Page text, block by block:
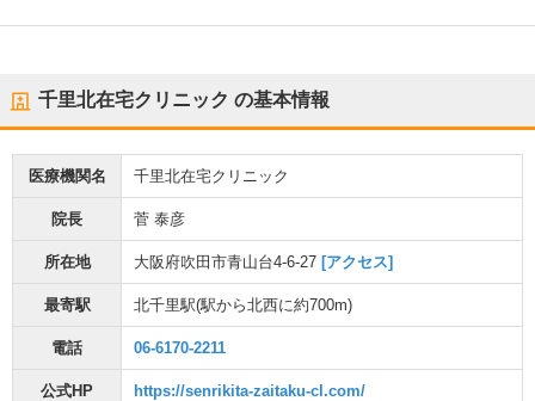
千里北在宅クリニック の基本情報
医療機関名 千里北在宅クリニック
院長 菅 泰彦
所在地 大阪府吹田市青山台4-6-27 [アクセス]
最寄駅 北千里駅(駅から北西に約700m)
電話 06-6170-2211
公式HP https://senrikita-zaitaku-cl.com/